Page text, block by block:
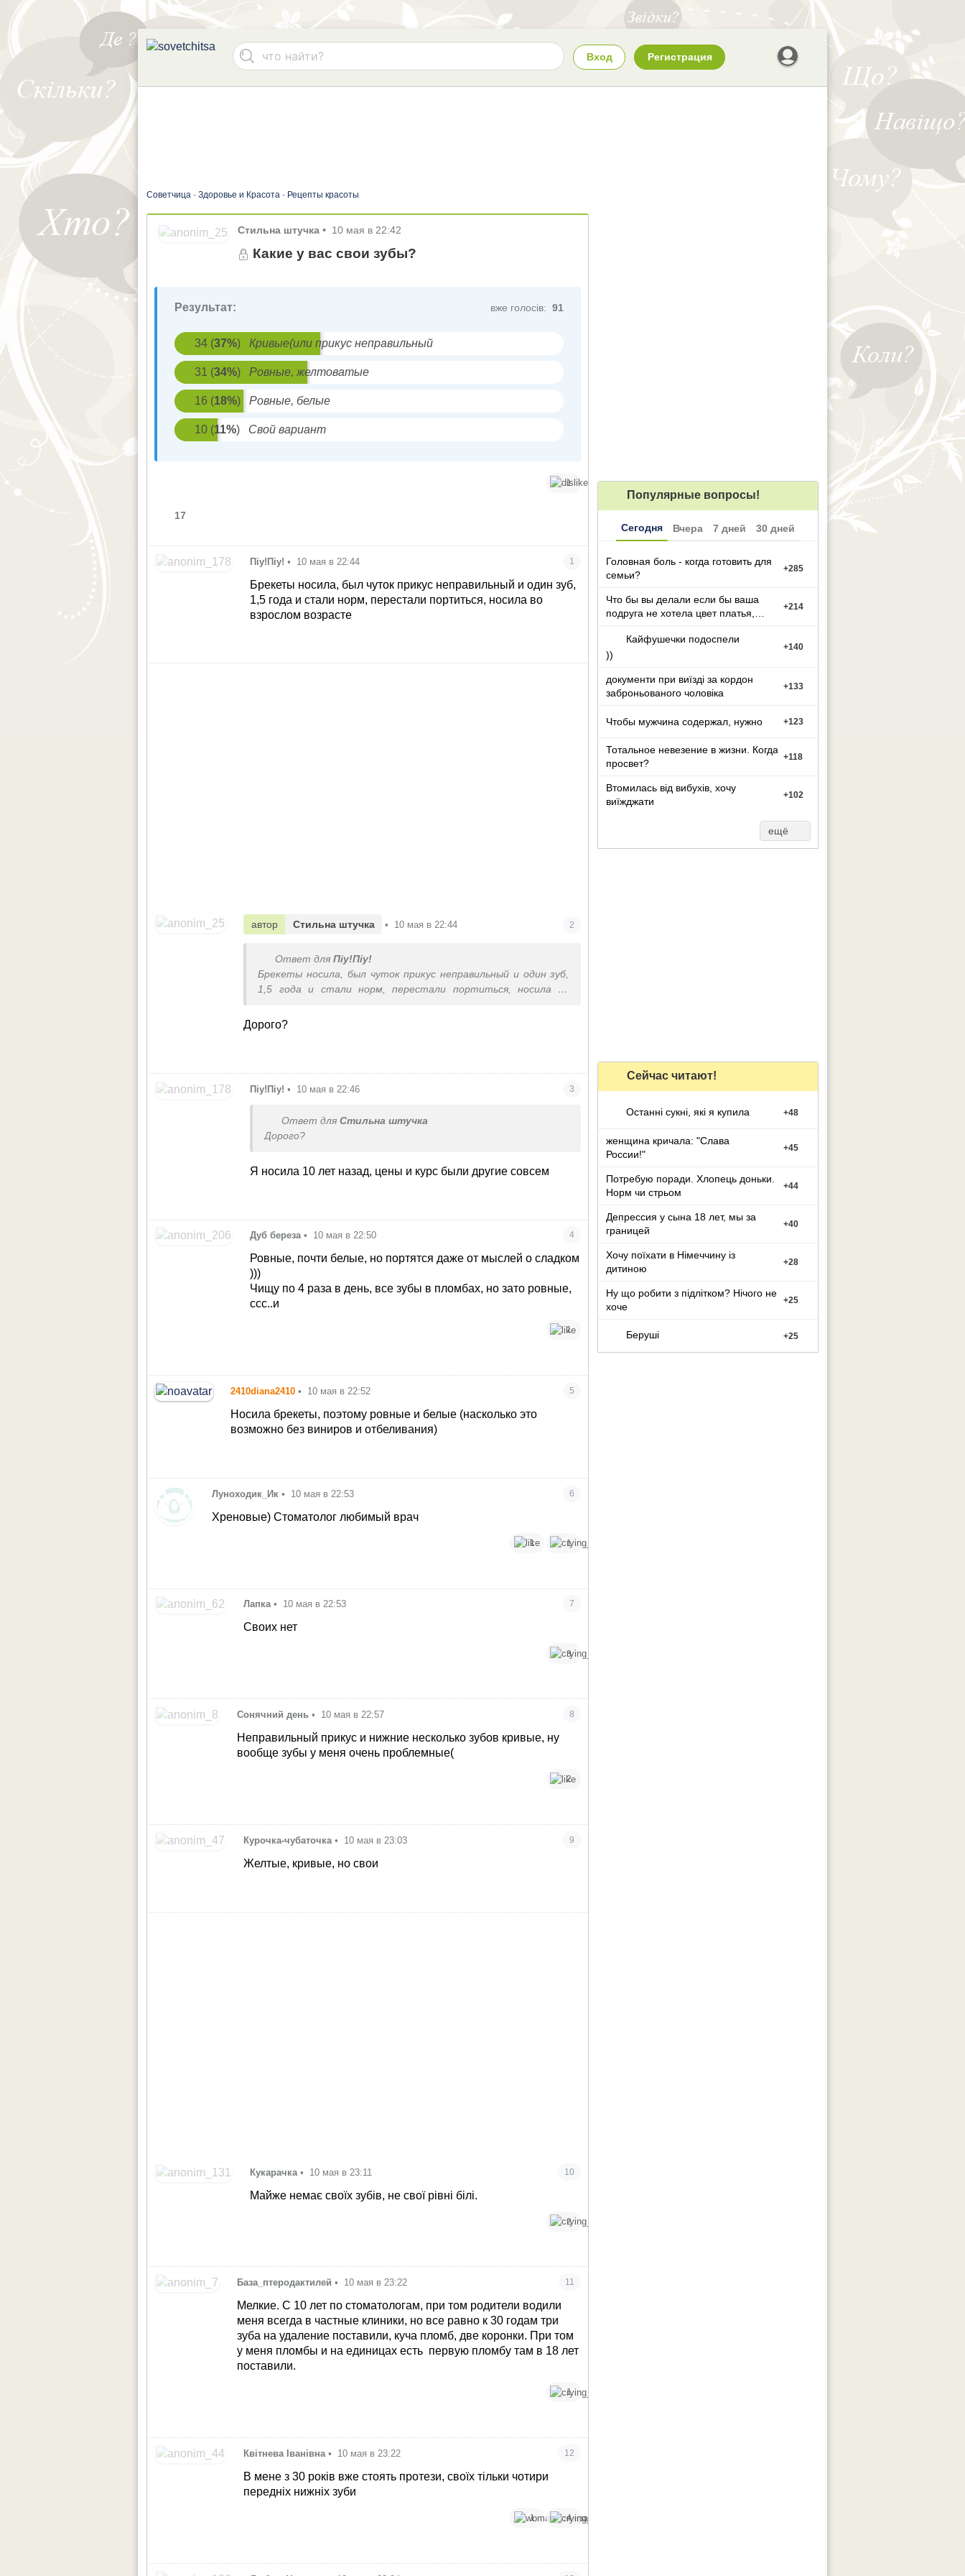
Вход Регистрация
Советчица - Здоровье и Красота - Рецепты красоты
Стильна штучка • 10 мая в 22:42
Какие у вас свои зубы?
Результат: вже голосів: 91
34 (37%) Кривые(или прикус неправильный
31 (34%) Ровные, желтоватые
16 (18%) Ровные, белые
10 (11%) Свой вариант
1
17
Піу!Піу! • 10 мая в 22:44 1
Брекеты носила, был чуток прикус неправильный и один зуб,
1,5 года и стали норм, перестали портиться, носила во
взрослом возрасте
автор Стильна штучка • 10 мая в 22:44 2
Ответ для Піу!Піу!
Брекеты носила, был чуток прикус неправильный и один зуб,
1,5 года и стали норм, перестали портиться, носила во
Дорого?
Піу!Піу! • 10 мая в 22:46 3
Ответ для Стильна штучка
Дорого?
Я носила 10 лет назад, цены и курс были другие совсем
Дуб береза • 10 мая в 22:50 4
Ровные, почти белые, но портятся даже от мыслей о сладком
)))
Чищу по 4 раза в день, все зубы в пломбах, но зато ровные,
ссс..и
1
2410diana2410 • 10 мая в 22:52 5
Носила брекеты, поэтому ровные и белые (насколько это
возможно без виниров и отбеливания)
Луноходик_Ик • 10 мая в 22:53 6
Хреновые) Стоматолог любимый врач
1 1
Лапка • 10 мая в 22:53 7
Своих нет
3
Сонячний день • 10 мая в 22:57 8
Неправильный прикус и нижние несколько зубов кривые, ну
вообще зубы у меня очень проблемные(
2
Курочка-чубаточка • 10 мая в 23:03 9
Желтые, кривые, но свои
Кукарачка • 10 мая в 23:11 10
Майже немає своїх зубів, не свої рівні білі.
2
База_птеродактилей • 10 мая в 23:22 11
Мелкие. С 10 лет по стоматологам, при том родители водили
меня всегда в частные клиники, но все равно к 30 годам три
зуба на удаление поставили, куча пломб, две коронки. При том
у меня пломбы и на единицах есть первую пломбу там в 18 лет
поставили.
1
Квітнева Іванівна • 10 мая в 23:22 12
В мене з 30 років вже стоять протези, своїх тільки чотири
передніх нижніх зуби
1 4
Популярные вопросы!
Сегодня Вчера 7 дней 30 дней
Головная боль - когда готовить для
семьи?
+285
Что бы вы делали если бы ваша
подруга не хотела цвет платья,
+214
Кайфушечки подоспели
))
+140
документи при виїзді за кордон
заброньованого чоловіка
+133
Чтобы мужчина содержал, нужно +123
Тотальное невезение в жизни. Когда
просвет?
+118
Втомилась від вибухів, хочу
виїжджати
+102
ещё
Сейчас читают!
Останні сукні, які я купила +48
женщина кричала: "Слава
России!"
+45
Потребую поради. Хлопець доньки.
Норм чи стрьом
+44
Депрессия у сына 18 лет, мы за
границей
+40
Хочу поїхати в Німеччину із
дитиною
+28
Ну що робити з підлітком? Нічого не
хоче
+25
Беруші +25